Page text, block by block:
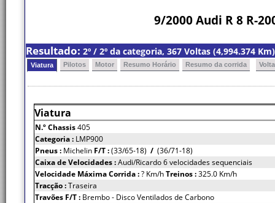
9/2000 Audi R 8 R-
Resultado: 2º / 2º da categoria, 367 Voltas (4,994.374
Viatura Pilotos Motor Resumo Horário Resumo da corrida
Viatura
N.º Chassis405
Categoria : LMP900
Pneus : Michelin F/T :(33/65-18) / (36/71-18)
Caixa de Velocidades :Audi/Ricardo 6 velocidades sequenciais
Velocidade Máxima Corrida :? Km/hTreinos :325.0 Km/h
Tracção :Traseira
Travões F/T : Brembo - Disco Ventilados de Carbono